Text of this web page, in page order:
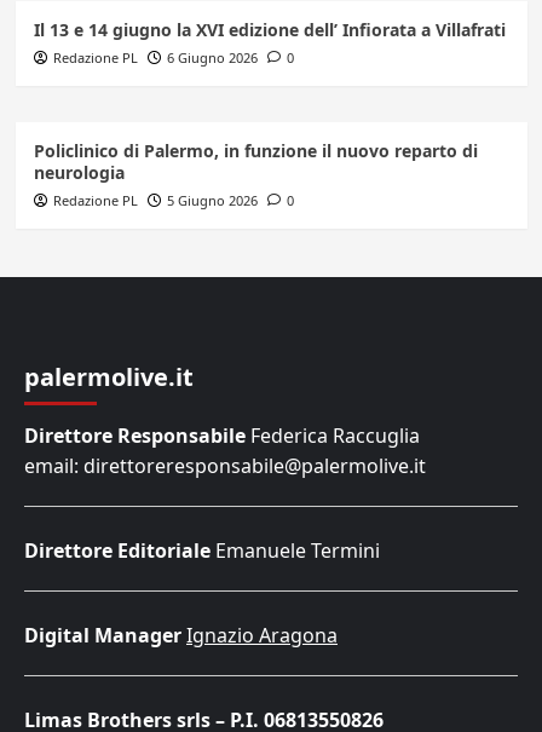
Il 13 e 14 giugno la XVI edizione dell’ Infiorata a Villafrati
Redazione PL 6 Giugno 2026 0
Policlinico di Palermo, in funzione il nuovo reparto di
neurologia
Redazione PL 5 Giugno 2026 0
palermolive.it
Direttore Responsabile Federica Raccuglia
email: direttoreresponsabile@palermolive.it
Direttore Editoriale Emanuele Termini
Digital ManagerIgnazio Aragona
Limas Brothers srls – P.I. 06813550826